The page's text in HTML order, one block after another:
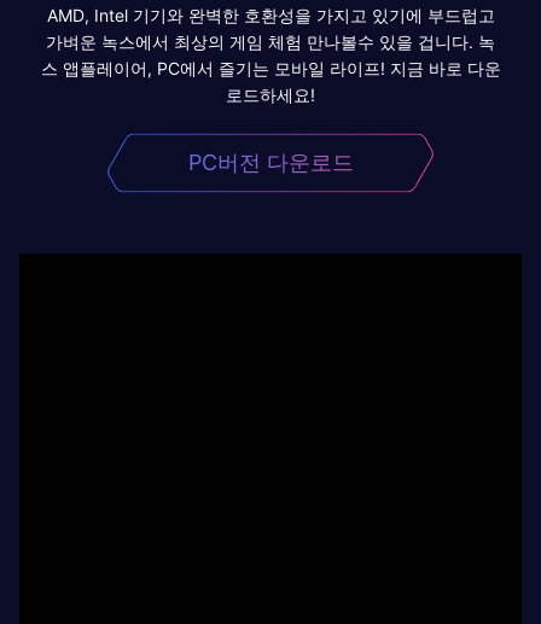
AMD, Intel 기기와 완벽한 호환성을 가지고 있기에 부드럽고
가벼운 녹스에서 최상의 게임 체험 만나볼수 있을 겁니다. 녹
스 앱플레이어, PC에서 즐기는 모바일 라이프! 지금 바로 다운
로드하세요!
PC버전 다운로드